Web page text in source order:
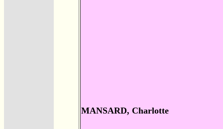
MANSARD, Charlotte